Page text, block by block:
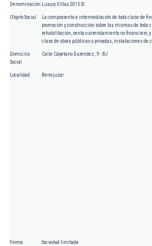
Denominación Luxury Villas 2015 Sl.
Objeto Social
La compraventa e intermediación de toda clase de
promoción y construcción sobre las mismas de toda
rehabilitación, venta o arrendamiento no financiero,
clase de obras públicas o privadas, instalaciones de
Domicilio
Social
Calle Cayetano Durendez , 9 - BJ
Localidad Benejuzar
Forma
Sociedad limitada